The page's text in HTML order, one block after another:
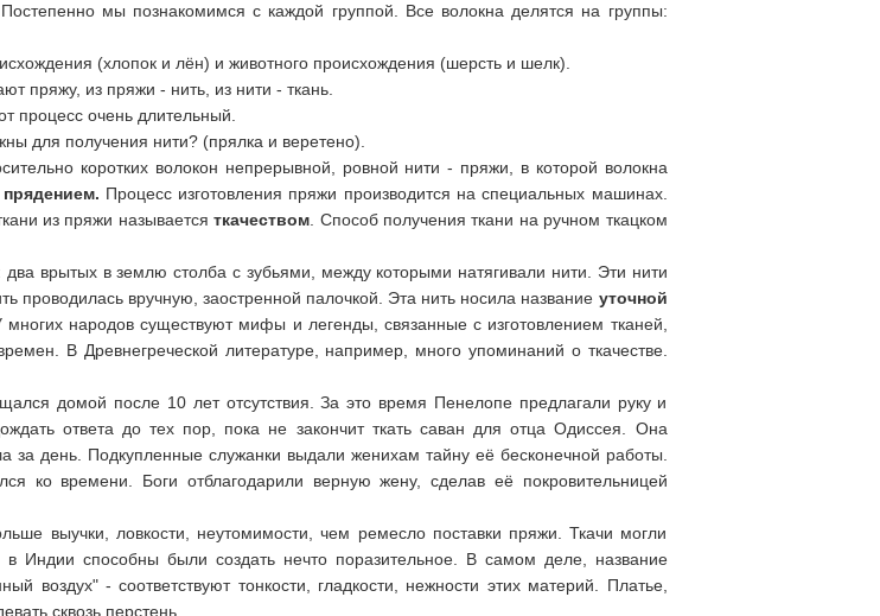
мы познакомимся с каждой группой. Все волокна делятся на группы:
(хлопок и лён) и животного происхождения (шерсть и шелк).
пряжу, из пряжи - нить, из нити - ткань.
процесс очень длительный.
для получения нити? (прялка и веретено).
коротких волокон непрерывной, ровной нити - пряжи, в которой волокна
прядением. Процесс изготовления пряжи производится на специальных машинах.
из пряжи называетсяткачеством . Способ получения ткани на ручном ткацком
врытых в землю столба с зубьями, между которыми натягивали нити. Эти нити
проводилась вручную, заостренной палочкой. Эта нить носила название уточной
народов существуют мифы и легенды, связанные с изготовлением тканей,
В Древнегреческой литературе, например, много упоминаний о ткачестве.
домой после 10 лет отсутствия. За это время Пенелопе предлагали руку и
ответа до тех пор, пока не закончит ткать саван для отца Одиссея. Она
за день. Подкупленные служанки выдали женихам тайну её бесконечной работы.
ко времени. Боги отблагодарили верную жену, сделав её покровительницей
выучки, ловкости, неутомимости, чем ремесло поставки пряжи. Ткачи могли
в Индии способны были создать нечто поразительное. В самом деле, название
воздух" - соответствуют тонкости, гладкости, нежности этих материй. Платье,
сквозь перстень.